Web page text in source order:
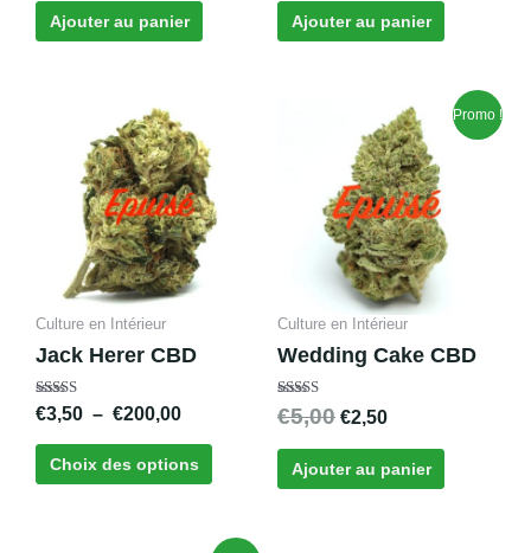
Ajouter au panier Ajouter au panier
Culture en Intérieur
Jack Herer CBD
Note
5.00
€3,50 – €200,00
de
prix :
€3,50
à
€200,00
Choix des options
a
variations.
page
du
Promo !
Culture en Intérieur
Wedding Cake CBD
Note
4.00
€5,00
prix
initial
était :
€5,00.
€2,50
Le
prix
actuel
est :
€2,50.
Ajouter au panier